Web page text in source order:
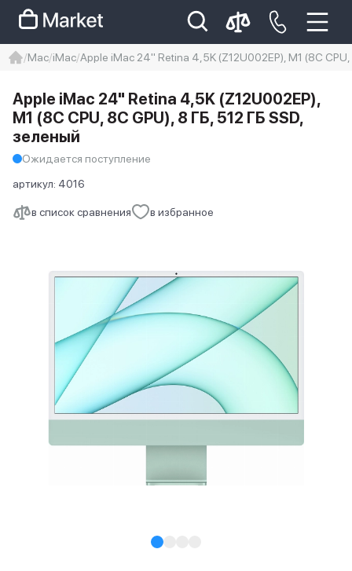
Iphone 14 pro max
айфон 14
Mac iMac Apple iMac 24" Retina 4,5K (Z12U002EP), M1 (8C
в список сравнения в избранное
Apple iMac 24" Retina 4,5K (Z12U002EP),
M1 (8C CPU, 8C GPU), 8 ГБ, 512 ГБ SSD,
зеленый
Ожидается поступление
артикул: 4016